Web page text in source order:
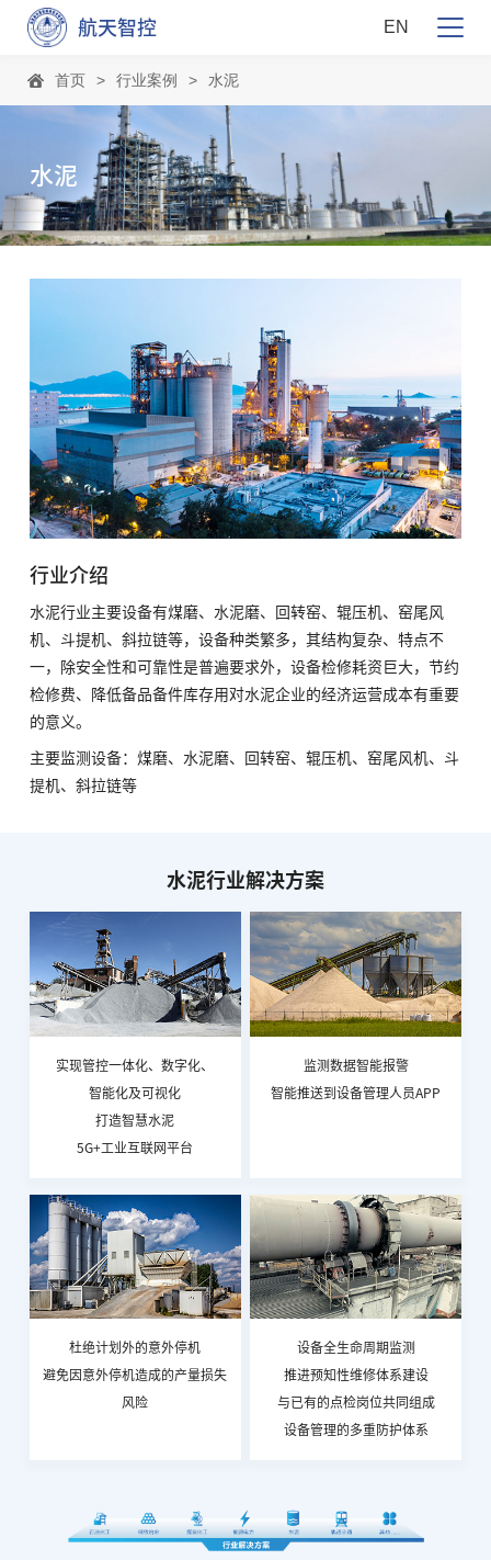
航天智控 EN
首页 > 行业案例 > 水泥
钢铁冶金 石油石化
能源电力 水泥 轨道交通
水泥
行业介绍
水泥行业主要设备有煤磨、水泥磨、回转窑、辊压机、窑尾风
机、斗提机、斜拉链等，设备种类繁多，其结构复杂、特点不
一，除安全性和可靠性是普遍要求外，设备检修耗资巨大，节约
检修费、降低备品备件库存用对水泥企业的经济运营成本有重要
的意义。
主要监测设备：煤磨、水泥磨、回转窑、辊压机、窑尾风机、斗
提机、斜拉链等
水泥行业解决方案
实现管控一体化、数字化、
智能化及可视化
打造智慧水泥
5G+工业互联网平台
监测数据智能报警
智能推送到设备管理人员APP
杜绝计划外的意外停机
避免因意外停机造成的产量损失
风险
设备全生命周期监测
推进预知性维修体系建设
与已有的点检岗位共同组成
设备管理的多重防护体系